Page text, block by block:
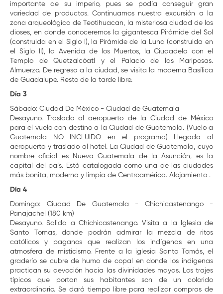
importante de su imperio, pues se podía conseguir gran
variedad de productos. Continuamos nuestra excursión a la
zona arqueológica de Teotihuacan, la misteriosa ciudad de los
dioses, en donde conoceremos la gigantesca Pirámide del Sol
(construida en el Siglo I), la Pirámide de la Luna (construida en
el Siglo II), la Avenida de los Muertos, la Ciudadela con el
Templo de Quetzalcóatl y el Palacio de las Mariposas.
Almuerzo. De regreso a la ciudad, se visita la moderna Basílica
de Guadalupe. Resto de la tarde libre.
Día 3
Sábado: Ciudad De México - Ciudad de Guatemala
Desayuno. Traslado al aeropuerto de la Ciudad de México
para el vuelo con destino a la Ciudad de Guatemala. (Vuelo a
Guatemala NO INCLUIDO en el programa) Llegada al
aeropuerto y traslado al hotel. La Ciudad de Guatemala, cuyo
nombre oficial es Nueva Guatemala de la Asunción, es la
capital del país. Está catalogada como una de las ciudades
más bonita, moderna y limpia de Centroamérica. Alojamiento .
Día 4
Domingo: Ciudad De Guatemala - Chichicastenango -
Panajachel (180 km)
Desayuno. Salida a Chichicastenango. Visita a la Iglesia de
Santo Tomas, donde podrán admirar la mezcla de ritos
católicos y paganos que realizan los indígenas en una
atmosfera de misticismo. Frente a la iglesia Santo Tomás, el
graderío se cubre de humo de copal en donde los indígenas
practican su devoción hacia las divinidades mayas. Los trajes
típicos que portan sus habitantes son de un colorido
extraordinario. Se dará tiempo libre para realizar compras de